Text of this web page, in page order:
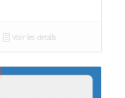
Voir les détails